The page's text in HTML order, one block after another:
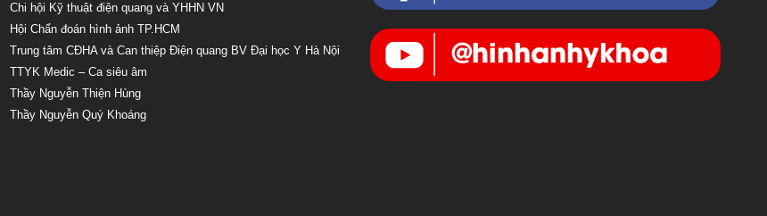
Chi hội Kỹ thuật điện quang và YHHN VN
Hội Chẩn đoán hình ảnh TP.HCM
Trung tâm CĐHA và Can thiệp Điện quang BV Đại học Y Hà Nội
TTYK Medic – Ca siêu âm
Thầy Nguyễn Thiện Hùng
Thầy Nguyễn Quý Khoáng